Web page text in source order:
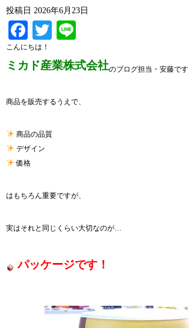
投稿日 2026年6月23日
Facebook
Twitter
こんにちは！
ミカド産業株式会社のブログ担当・安藤です
商品を販売するうえで、
商品の品質
デザイン
価格
はもちろん重要ですが、
実はそれと同じくらい大切なのが…
パッケージです！